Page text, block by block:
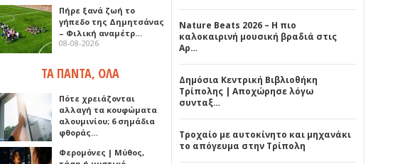
Πήρε ξανά ζωή το
γήπεδο της Δημητσάνας
– Φιλική αναμέτρ…
08-08-2026
ΤΑ ΠΑΝΤΑ, ΟΛΑ
Πότε χρειάζονται
αλλαγή τα κουφώματα
αλουμινίου; 6 σημάδια
φθοράς…
Φερομόνες | Μύθος,
Nature Beats 2026 – Η πιο
καλοκαιρινή μουσική βραδιά στις
Αρ…
Δημόσια Κεντρική Βιβλιοθήκη
Τρίπολης | Αποχώρησε λόγω
συνταξ…
Τροχαίο με αυτοκίνητο και μηχανάκι
το απόγευμα στην Τρίπολη